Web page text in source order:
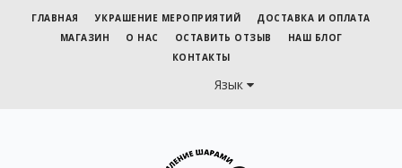
ГЛАВНАЯ УКРАШЕНИЕ МЕРОПРИЯТИЙ
ДОСТАВКА И ОПЛАТА
МАГАЗИН
О НАС ОСТАВИТЬ ОТЗЫВ
НАШ БЛОГ
КОНТАКТЫ
Язык